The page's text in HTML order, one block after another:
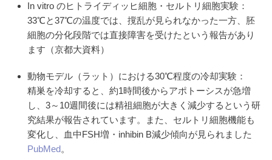
In vitro のヒトライディッヒ細胞・セルトリ細胞実験 ：
33℃と37℃の温度では、撹乱が見られなかった一方、胚
細胞の分化段階では直接障害を受けたという報告があり
ます（京都大資料）
動物モデル（ラット）における30℃程度の冷却実験 ：
精巣を冷却すると、約1時間後からアポトーシスが急増
し、3～10週間後には精祖細胞が大きく減少するという研
究結果が報告されています。また、セルトリ細胞機能も
変化し、血中FSH増・inhibin B減少傾向が見られました
PubMed。